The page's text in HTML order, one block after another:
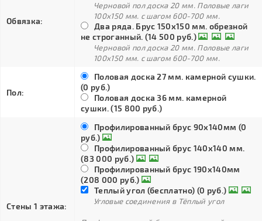
Обвязка:
Черновой пол доска 20 мм. Половые лаги
100х150 мм. с шагом 600-700 мм.
Два ряда. Брус 150х150 мм. обрезной
не строганный. (14 500 руб.)
Черновой пол доска 20 мм. Половые лаги
100х150 мм. с шагом 600-700 мм.
Пол:
Половая доска 27 мм. камерной сушки.
(0 руб.)
Половая доска 36 мм. камерной
сушки. (15 800 руб.)
Стены 1 этажа:
Профилированный брус 90х140мм (0
руб.)
Профилированный брус 140х140 мм.
(83 000 руб.)
Профилированный брус 190х140мм
(208 000 руб.)
Теплый угол (бесплатно) (0 руб.)
Угловые соединения в Тёплый угол